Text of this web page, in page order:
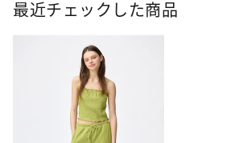
最近チェックした商品